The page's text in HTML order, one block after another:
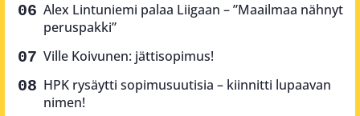
Alex Lintuniemi palaa Liigaan – ”Maailmaa nähnyt
peruspakki”
Ville Koivunen: jättisopimus!
HPK rysäytti sopimusuutisia – kiinnitti lupaavan
nimen!